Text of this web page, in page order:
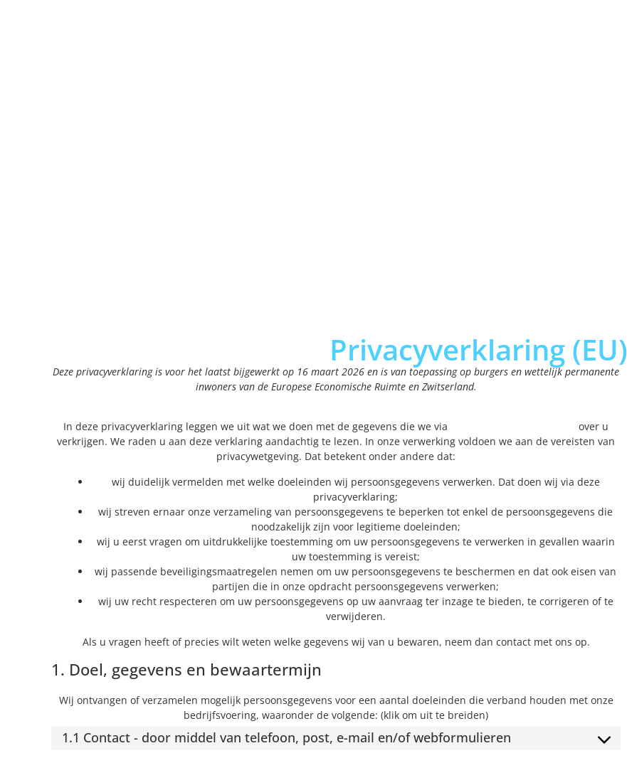
Privacyverklaring (EU)
Deze privacyverklaring is voor het laatst bijgewerkt op 16 maart 2026 en is van toepassing op burgers en wettelijk permanente
inwoners van de Europese Economische Ruimte en Zwitserland.
In deze privacyverklaring leggen we uit wat we doen met de gegevens die we via
over u
verkrijgen. We raden u aan deze verklaring aandachtig te lezen. In onze verwerking voldoen we aan de vereisten van
privacywetgeving. Dat betekent onder andere dat:
wij duidelijk vermelden met welke doeleinden wij persoonsgegevens verwerken. Dat doen wij via deze
privacyverklaring;
wij streven ernaar onze verzameling van persoonsgegevens te beperken tot enkel de persoonsgegevens die
noodzakelijk zijn voor legitieme doeleinden;
wij u eerst vragen om uitdrukkelijke toestemming om uw persoonsgegevens te verwerken in gevallen waarin
uw toestemming is vereist;
wij passende beveiligingsmaatregelen nemen om uw persoonsgegevens te beschermen en dat ook eisen van
partijen die in onze opdracht persoonsgegevens verwerken;
wij uw recht respecteren om uw persoonsgegevens op uw aanvraag ter inzage te bieden, te corrigeren of te
verwijderen.
Als u vragen heeft of precies wilt weten welke gegevens wij van u bewaren, neem dan contact met ons op.
1. Doel, gegevens en bewaartermijn
Wij ontvangen of verzamelen mogelijk persoonsgegevens voor een aantal doeleinden die verband houden met onze
bedrijfsvoering, waaronder de volgende: (klik om uit te breiden)
1.1 Contact - door middel van telefoon, post, e-mail en/of webformulieren